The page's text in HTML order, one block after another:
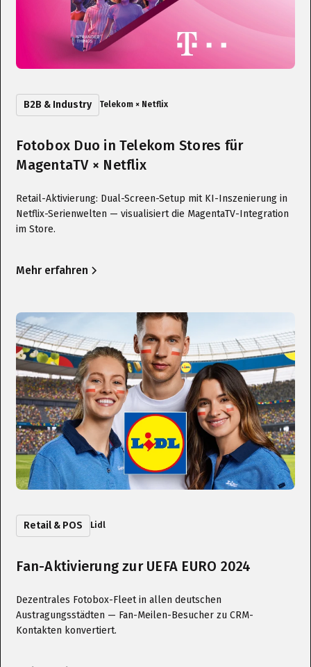
B2B & Industry Telekom × Netflix
Fotobox Duo in Telekom Stores für
MagentaTV × Netflix
Retail-Aktivierung: Dual-Screen-Setup mit KI-Inszenierung in
Netflix-Serienwelten — visualisiert die MagentaTV-Integration
im Store.
Mehr erfahren
Retail & POS Lidl
Fan-Aktivierung zur UEFA EURO 2024
Dezentrales Fotobox-Fleet in allen deutschen
Austragungsstädten — Fan-Meilen-Besucher zu CRM-
Kontakten konvertiert.